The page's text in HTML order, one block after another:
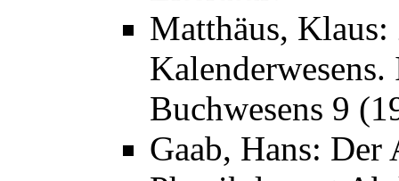
Matthäus, Klaus:
Buchwesens 9
Gaab, Hans: